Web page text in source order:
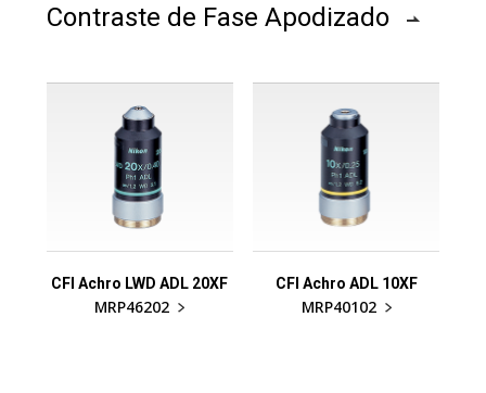
Contraste de Fase Apodizado
CFI Achro LWD ADL 20XF
MRP46202
CFI Achro ADL 10XF
MRP40102